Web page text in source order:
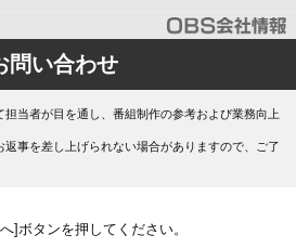
問い合わせ
当者が目を通し、番組制作の参考および業務向上
事を差し上げられない場合がありますので、ご了
]ボタンを押してください。